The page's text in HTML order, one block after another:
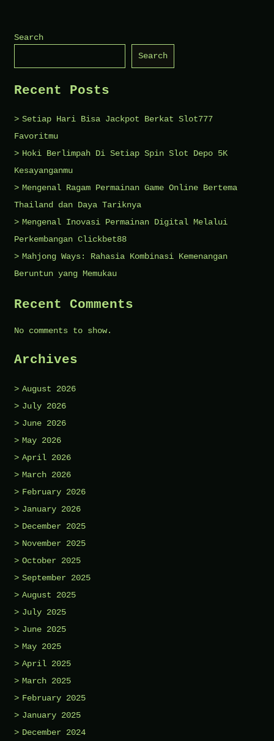
Hidup:
Search
Search
Recent Posts
Setiap Hari Bisa Jackpot Berkat Slot777
Favoritmu
Hoki Berlimpah Di Setiap Spin Slot Depo 5K
Kesayanganmu
Mengenal Ragam Permainan Game Online Bertema
Thailand dan Daya Tariknya
Mengenal Inovasi Permainan Digital Melalui
Perkembangan Clickbet88
Mahjong Ways: Rahasia Kombinasi Kemenangan
Beruntun yang Memukau
Recent Comments
No comments to show.
Archives
August 2026
July 2026
June 2026
May 2026
April 2026
March 2026
February 2026
January 2026
December 2025
November 2025
October 2025
September 2025
August 2025
July 2025
June 2025
May 2025
April 2025
March 2025
February 2025
January 2025
December 2024